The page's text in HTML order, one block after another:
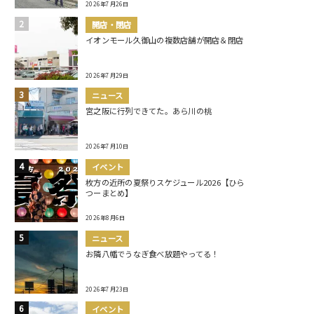
2026年7月26日
開店・閉店
イオンモール久御山の複数店舗が開店＆閉店
2026年7月29日
ニュース
宮之阪に行列できてた。あら川の桃
2026年7月10日
イベント
枚方の近所の夏祭りスケジュール2026【ひら
つーまとめ】
2026年8月6日
ニュース
お隣八幡でうなぎ食べ放題やってる！
2026年7月23日
イベント